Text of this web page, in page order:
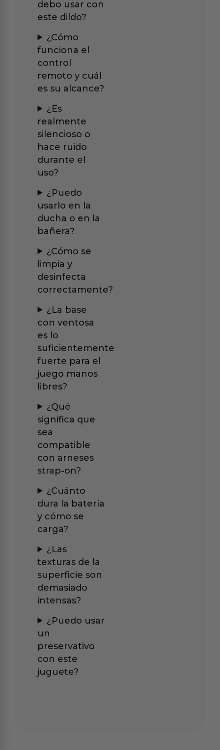
debo usar con
este dildo?
¿Cómo
funciona el
control
remoto y cuál
es su alcance?
¿Es
realmente
silencioso o
hace ruido
durante el
uso?
¿Puedo
usarlo en la
ducha o en la
bañera?
¿Cómo se
limpia y
desinfecta
correctamente?
¿La base
con ventosa
es lo
suficientemente
fuerte para el
juego manos
libres?
¿Qué
significa que
sea
compatible
con arneses
strap-on?
¿Cuánto
dura la batería
y cómo se
carga?
¿Las
texturas de la
superficie son
demasiado
intensas?
¿Puedo usar
un
preservativo
con este
juguete?